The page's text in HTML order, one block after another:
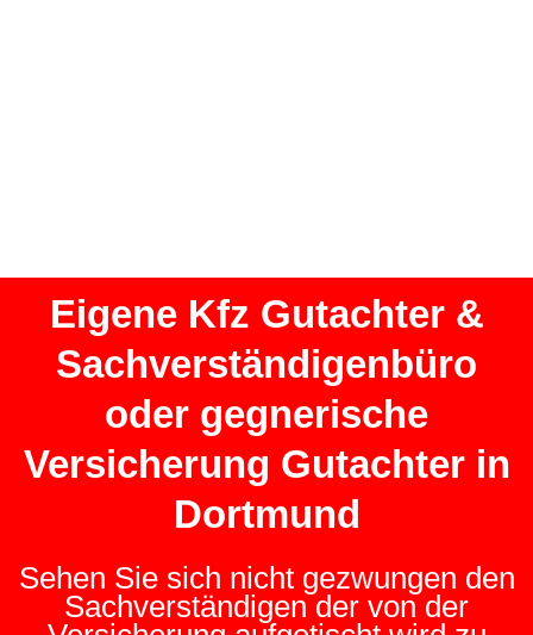
Eigene Kfz Gutachter &
Sachverständigenbüro
oder gegnerische
Versicherung Gutachter in
Dortmund
Sehen Sie sich nicht gezwungen den
Sachverständigen der von der